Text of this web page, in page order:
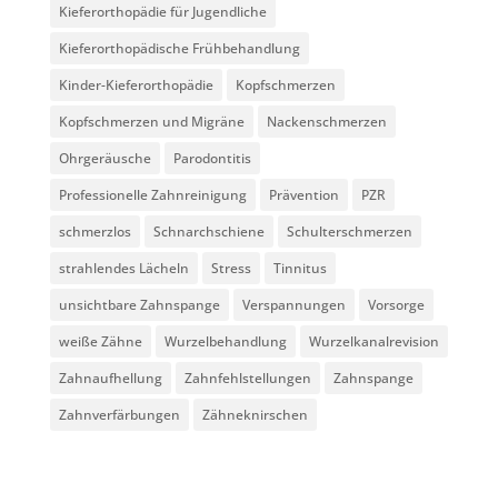
Kieferorthopädie für Jugendliche
Kieferorthopädische Frühbehandlung
Kinder-Kieferorthopädie
Kopfschmerzen
Kopfschmerzen und Migräne
Nackenschmerzen
Ohrgeräusche
Parodontitis
Professionelle Zahnreinigung
Prävention
PZR
schmerzlos
Schnarchschiene
Schulterschmerzen
strahlendes Lächeln
Stress
Tinnitus
unsichtbare Zahnspange
Verspannungen
Vorsorge
weiße Zähne
Wurzelbehandlung
Wurzelkanalrevision
Zahnaufhellung
Zahnfehlstellungen
Zahnspange
Zahnverfärbungen
Zähneknirschen